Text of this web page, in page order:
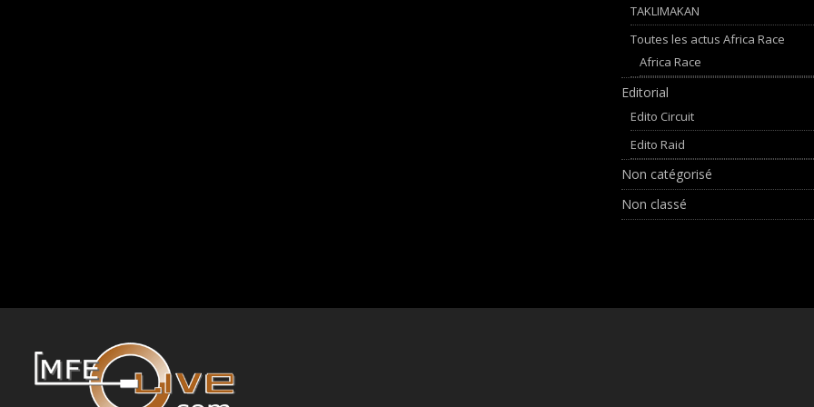
TAKLIMAKAN
Toutes les actus Africa Race
Africa Race
Editorial
Edito Circuit
Edito Raid
Non catégorisé
Non classé